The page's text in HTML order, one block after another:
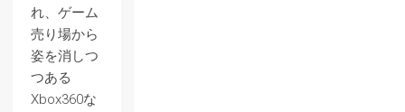
れ、ゲーム
売り場から
姿を消しつ
つある
Xbox360な